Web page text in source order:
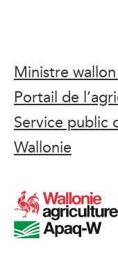
Ministre
Portail de
Service public
Wallonie